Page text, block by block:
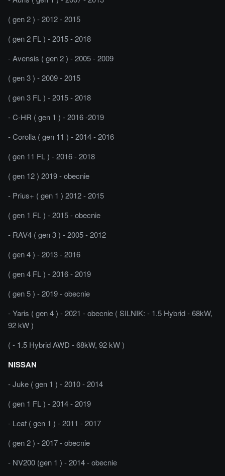
( gen 2 ) - 2012 - 2015
( gen 2 FL ) - 2015 - 2018
- Avensis ( gen 2 ) - 2005 - 2009
( gen 3 ) - 2009 - 2015
( gen 3 FL ) - 2015 - 2018
- C-HR ( gen 1 ) - 2016 -2019
- Corolla ( gen 11 ) - 2014 - 2016
( gen 11 FL ) - 2016 - 2018
( gen 12 ) 2019 - obecnie
- Prius+ ( gen 1 ) 2012 - 2015
( gen 1 FL ) - 2015 - obecnie
- RAV4 ( gen 3 ) - 2005 - 2012
( gen 4 ) - 2013 - 2016
( gen 4 FL ) - 2016 - 2019
( gen 5 ) - 2019 - obecnie
- Yaris ( gen 4 ) - 2021 - obecnie ( SILNIK: - 1.5 Hybrid - 68kW,
92 kW )
( - 1.5 Hybrid AWD - 68kW, 92 kW )
NISSAN
- Juke ( gen 1 ) - 2010 - 2014
( gen 1 FL ) - 2014 - 2019
- Leaf ( gen 1 ) - 2011 - 2017
( gen 2 ) - 2017 - obecnie
- NV200 (gen 1 ) - 2014 - obecnie